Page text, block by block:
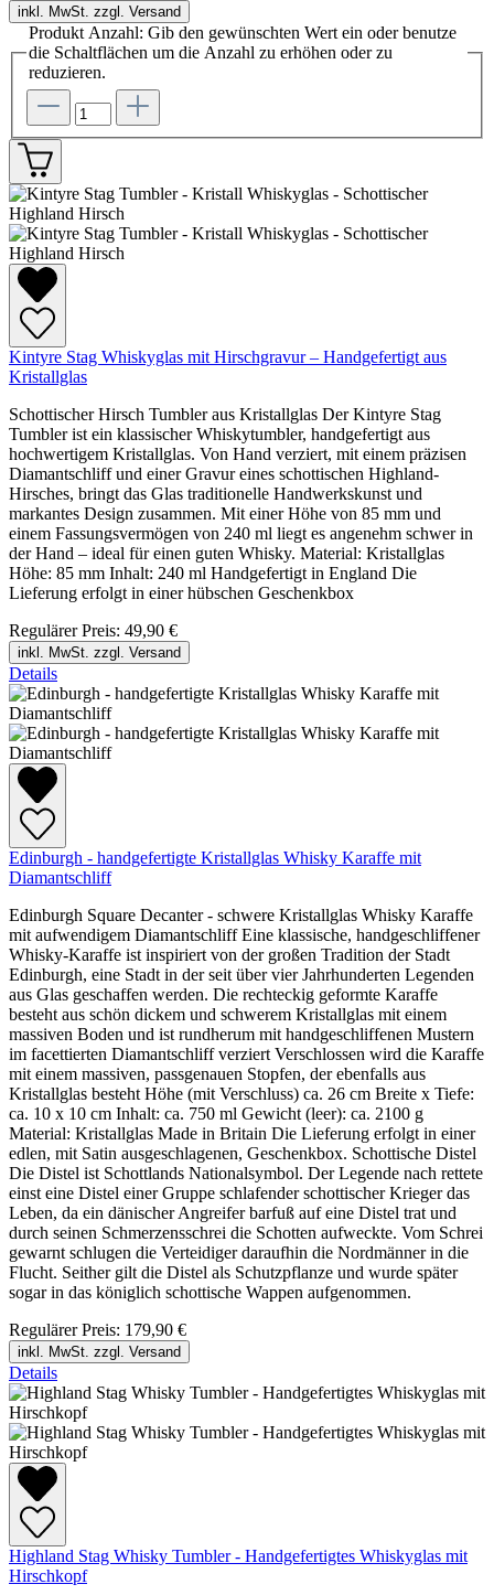
inkl. MwSt. zzgl. Versand
Produkt Anzahl: Gib den gewünschten Wert ein oder benutze
die Schaltflächen um die Anzahl zu erhöhen oder zu
reduzieren.
Kintyre Stag Whiskyglas mit Hirschgravur – Handgefertigt aus
Kristallglas
Schottischer Hirsch Tumbler aus Kristallglas Der Kintyre Stag
Tumbler ist ein klassischer Whiskytumbler, handgefertigt aus
hochwertigem Kristallglas. Von Hand verziert, mit einem präzisen
Diamantschliff und einer Gravur eines schottischen Highland-
Hirsches, bringt das Glas traditionelle Handwerkskunst und
markantes Design zusammen. Mit einer Höhe von 85 mm und
einem Fassungsvermögen von 240 ml liegt es angenehm schwer in
der Hand – ideal für einen guten Whisky. Material: Kristallglas
Höhe: 85 mm Inhalt: 240 ml Handgefertigt in England Die
Lieferung erfolgt in einer hübschen Geschenkbox
Regulärer Preis: 49,90 €
inkl. MwSt. zzgl. Versand
Details
Edinburgh - handgefertigte Kristallglas Whisky Karaffe mit
Diamantschliff
Edinburgh Square Decanter - schwere Kristallglas Whisky Karaffe
mit aufwendigem Diamantschliff Eine klassische, handgeschliffener
Whisky-Karaffe ist inspiriert von der großen Tradition der Stadt
Edinburgh, eine Stadt in der seit über vier Jahrhunderten Legenden
aus Glas geschaffen werden. Die rechteckig geformte Karaffe
besteht aus schön dickem und schwerem Kristallglas mit einem
massiven Boden und ist rundherum mit handgeschliffenen Mustern
im facettierten Diamantschliff verziert Verschlossen wird die Karaffe
mit einem massiven, passgenauen Stopfen, der ebenfalls aus
Kristallglas besteht Höhe (mit Verschluss) ca. 26 cm Breite x Tiefe:
ca. 10 x 10 cm Inhalt: ca. 750 ml Gewicht (leer): ca. 2100 g
Material: Kristallglas Made in Britain Die Lieferung erfolgt in einer
edlen, mit Satin ausgeschlagenen, Geschenkbox. Schottische Distel
Die Distel ist Schottlands Nationalsymbol. Der Legende nach rettete
einst eine Distel einer Gruppe schlafender schottischer Krieger das
Leben, da ein dänischer Angreifer barfuß auf eine Distel trat und
durch seinen Schmerzensschrei die Schotten aufweckte. Vom Schrei
gewarnt schlugen die Verteidiger daraufhin die Nordmänner in die
Flucht. Seither gilt die Distel als Schutzpflanze und wurde später
sogar in das königlich schottische Wappen aufgenommen.
Regulärer Preis: 179,90 €
inkl. MwSt. zzgl. Versand
Details
Highland Stag Whisky Tumbler - Handgefertigtes Whiskyglas mit
Hirschkopf